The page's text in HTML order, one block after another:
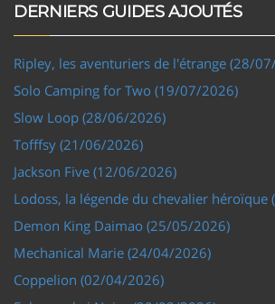
DERNIERS GUIDES AJOUTÉS
Ripley, les aventuriers de l'étrange (28/
Solo Camping for Two (19/07/2026)
Slow Loop (28/06/2026)
Tofffsy (21/06/2026)
Jackson Five (12/06/2026)
Lodoss, la légende du chevalier
Demon King Daimao (25/05/2026)
Mechanical Marie (24/04/2026)
Coppelion (02/04/2026)